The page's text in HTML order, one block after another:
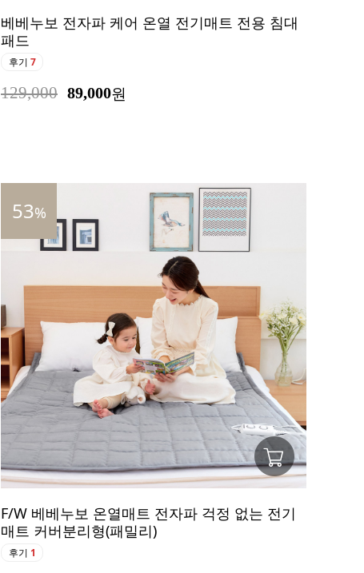
베베누보 전자파 케어 온열 전기매트 전용 침대
패드
후기 7
129,000 89,000원
53%
F/W 베베누보 온열매트 전자파 걱정 없는 전기
매트 커버분리형(패밀리)
후기 1